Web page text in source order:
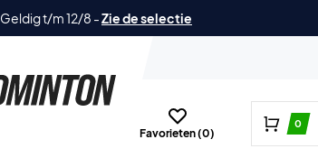
Geldig t/m 12/8 -Zie de selectie
Favorieten (0)
0